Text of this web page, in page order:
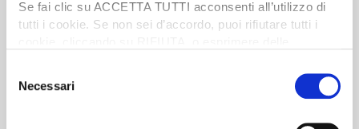
Se fai clic su ACCETTA TUTTI acconsenti all’utilizzo di
tutti i cookie. Se non sei d’accordo, puoi rifiutare tutti i
desideri accettare e cliccando ACCETTA SELEZIONATI.
delNecessari